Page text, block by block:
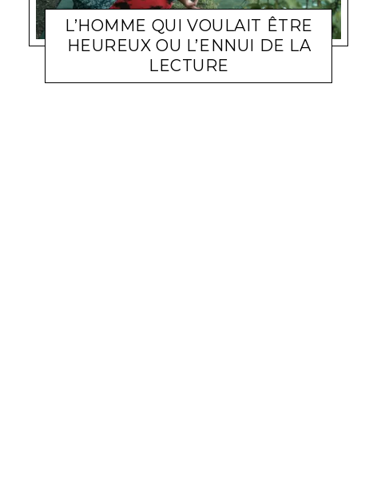
L’HOMME QUI VOULAIT ÊTRE
HEUREUX OU L’ENNUI DE LA
LECTURE
CORINNE 28 NOVEMBRE 2011